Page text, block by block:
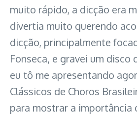
muito rápido, a dicção era
divertia muito querendo
dicção, principalmente
Fonseca, e gravei um disco
eu tô me apresentando
Clássicos de Choros
para mostrar a importância